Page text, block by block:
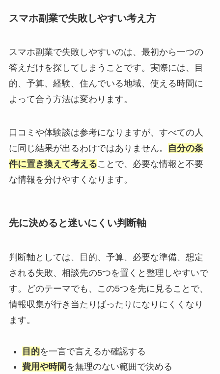
スマホ副業で失敗しやすい考え方
スマホ副業で失敗しやすいのは、最初から一つの
答えだけを探してしまうことです。実際には、目
的、予算、経験、住んでいる地域、使える時間に
よって合う方法は変わります。
口コミや体験談は参考になりますが、すべての人
に同じ結果が出るわけではありません。
自分の条
件に置き換えて考えることで、必要な情報と不要
な情報を分けやすくなります。
先に決めると迷いにくい判断軸
判断軸としては、目的、予算、必要な準備、想定
される失敗、相談先の5つを置くと整理しやすいで
す。どのテーマでも、この5つを先に見ることで、
情報収集が行き当たりばったりになりにくくなり
ます。
目的を一言で言えるか確認する
費用や時間 を無理のない範囲で決める